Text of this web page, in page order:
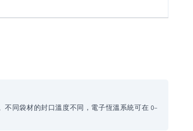
同袋材的封口溫度不同，電子恆溫系統可在 0–